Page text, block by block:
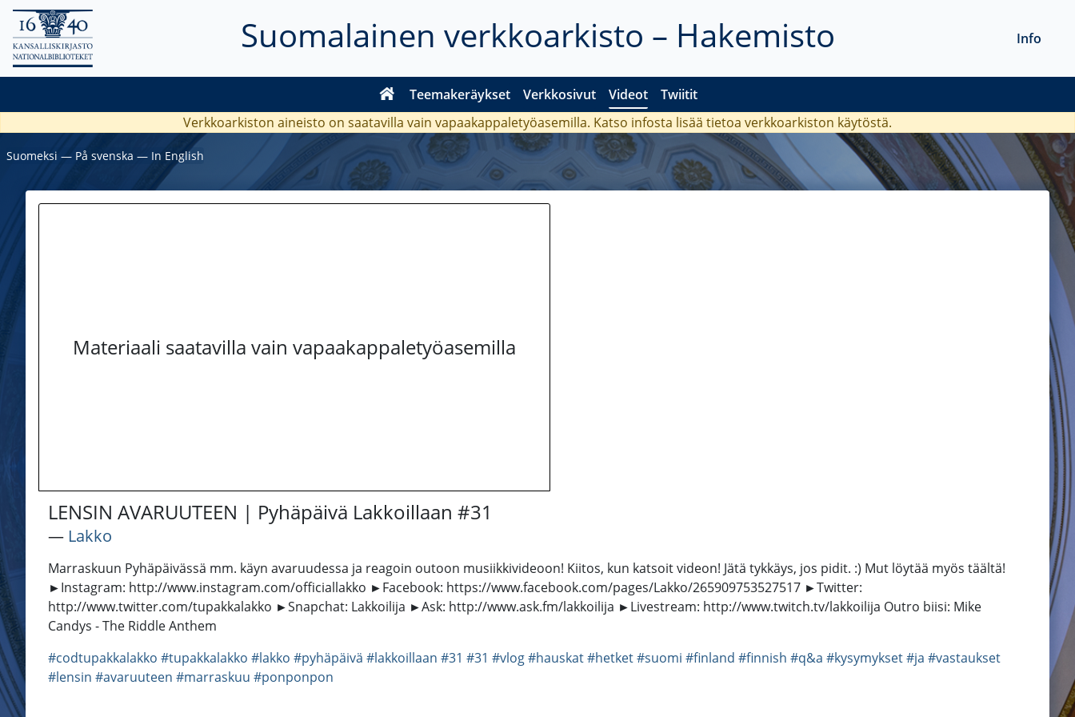
Suomalainen verkkoarkisto – Hakemisto
Teemakeräykset Verkkosivut Videot Twiitit
Info
Verkkoarkiston aineisto on saatavilla vain vapaakappaletyöasemilla. Katso infosta lisää tietoa verkkoarkiston käytöstä.
Suomeksi ― På svenska ― In English
Materiaali saatavilla vain vapaakappaletyöasemilla
LENSIN AVARUUTEEN | Pyhäpäivä Lakkoillaan #31
― Lakko
Marraskuun Pyhäpäivässä mm. käyn avaruudessa ja reagoin outoon musiikkivideoon! Kiitos, kun katsoit videon! Jätä tykkäys, jos pidit. :) Mut löytää myös täältä!
►Instagram: http://www.instagram.com/officiallakko ►Facebook: https://www.facebook.com/pages/Lakko/265909753527517 ►Twitter:
http://www.twitter.com/tupakkalakko ►Snapchat: Lakkoilija ►Ask: http://www.ask.fm/lakkoilija ►Livestream: http://www.twitch.tv/lakkoilija Outro biisi: Mike
Candys - The Riddle Anthem
#codtupakkalakko #tupakkalakko #lakko #pyhäpäivä #lakkoillaan #31 #31 #vlog#hauskat#hetket#suomi #finland #finnish #q&a #kysymykset#ja #vastaukset
#lensin #avaruuteen #marraskuu #ponponpon